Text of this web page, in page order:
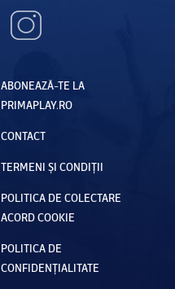
ABONEAZĂ-TE LA
PRIMAPLAY.RO
CONTACT
TERMENI ȘI CONDIȚII
POLITICA DE COLECTARE
ACORD COOKIE
POLITICA DE
CONFIDENȚIALITATE